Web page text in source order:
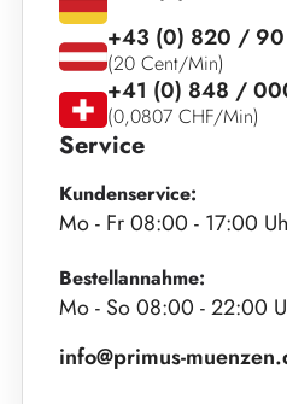
Service
Kundenservice:
Mo - Fr 08:00 - 17:00
Bestellannahme:
Mo - So 08:00 - 22:00
info@primus-
+43 (0) 820 /
(20 Cent/Min)
+41 (0) 848 /
(0,0807 CHF/Min)